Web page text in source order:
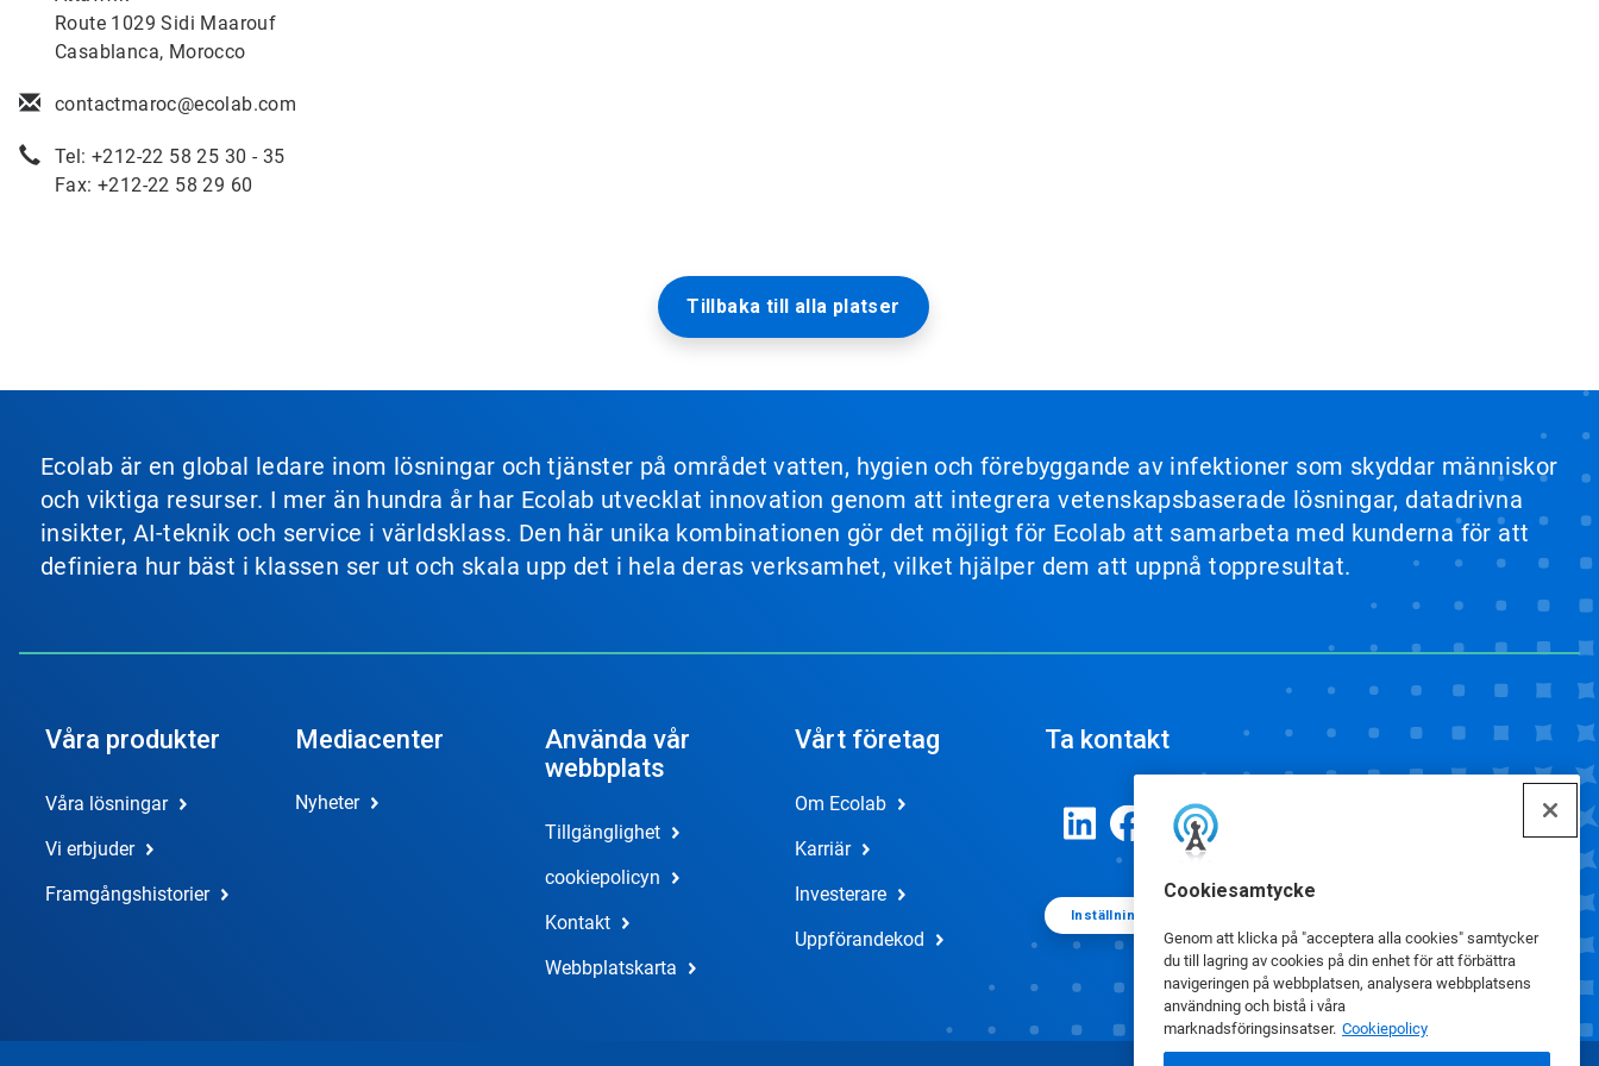
Cookiesamtycke
Genom att klicka på "acceptera alla cookies" samtycker
du till lagring av cookies på din enhet för att förbättra
navigeringen på webbplatsen, analysera webbplatsens
användning och bistå i våra
marknadsföringsinsatser. Cookiepolicy
Route 1029 Sidi Maarouf
Casablanca, Morocco
contactmaroc@ecolab.com
Tel: +212-22 58 25 30 - 35
Fax: +212-22 58 29 60
Tillbaka till alla platser
Ecolab är en global ledare inom lösningar och tjänster på området vatten, hygien och förebyggande av infektioner som skyddar människor
och viktiga resurser. I mer än hundra år har Ecolab utvecklat innovation genom att integrera vetenskapsbaserade lösningar, datadrivna
insikter, AI-teknik och service i världsklass. Den här unika kombinationen gör det möjligt för Ecolab att samarbeta med kunderna för att
definiera hur bäst i klassen ser ut och skala upp det i hela deras verksamhet, vilket hjälper dem att uppnå toppresultat.
Våra produkter
Våra lösningar
Vi erbjuder
Framgångshistorier
Mediacenter
Nyheter
Använda vår
webbplats
Tillgänglighet
cookiepolicyn
Kontakt
Webbplatskarta
Vårt företag
Om Ecolab
Karriär
Investerare
Uppförandekod
Ta kontakt
Inställningar för cookies